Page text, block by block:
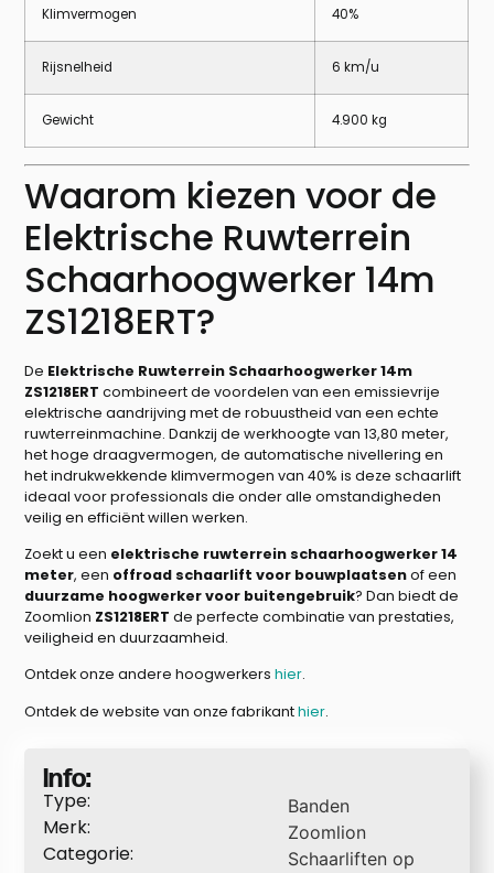
Klimvermogen 40%
Rijsnelheid 6 km/u
Gewicht 4.900 kg
Waarom kiezen voor de
Elektrische Ruwterrein
Schaarhoogwerker 14m
ZS1218ERT?
De Elektrische Ruwterrein Schaarhoogwerker 14m
ZS1218ERT combineert de voordelen van een emissievrije
elektrische aandrijving met de robuustheid van een echte
ruwterreinmachine. Dankzij de werkhoogte van 13,80 meter,
het hoge draagvermogen, de automatische nivellering en
het indrukwekkende klimvermogen van 40% is deze schaarlift
ideaal voor professionals die onder alle omstandigheden
veilig en efficiënt willen werken.
Zoekt u een elektrische ruwterrein schaarhoogwerker 14
meter, een offroad schaarlift voor bouwplaatsenof een
duurzame hoogwerker voor buitengebruik? Dan biedt de
Zoomlion ZS1218ERT de perfecte combinatie van prestaties,
veiligheid en duurzaamheid.
Ontdek onze andere hoogwerkershier.
Ontdek de website van onze fabrikanthier.
Info:
Type: Banden
Merk: Zoomlion
Categorie:
Schaarliften op